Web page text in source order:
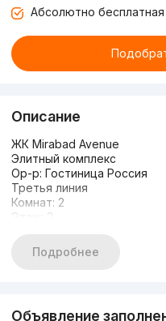
Абсолютно бесплатная
Описание
ЖК Mirabad Avenue
Элитный комплекс
Ор-р: Гостиница Россия
Третья линия
Комнат: 2
Этаж: 2
Площадь: 52м2
Состояние: Коробка
Подробнее
Объявление